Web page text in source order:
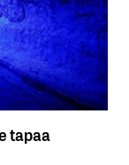
tapaa